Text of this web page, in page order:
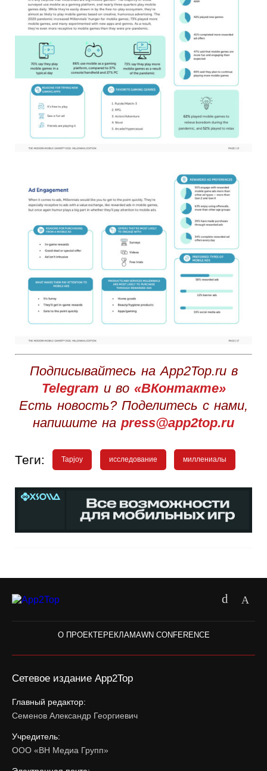
Подписывайтесь на App2Top.ru в
Telegram и во «ВКонтакте»
Есть новость? Поделитесь с нами,
напишите на press@app2top.ru
Теги: Tapjoy исследование миллениалы
О ПРОЕКТЕ РЕКЛАМАWN CONFERENCE
Сетевое издание App2Top
Главный редактор:
Семенов Александр Георгиевич
Учредитель:
ООО «ВН Медиа Групп»